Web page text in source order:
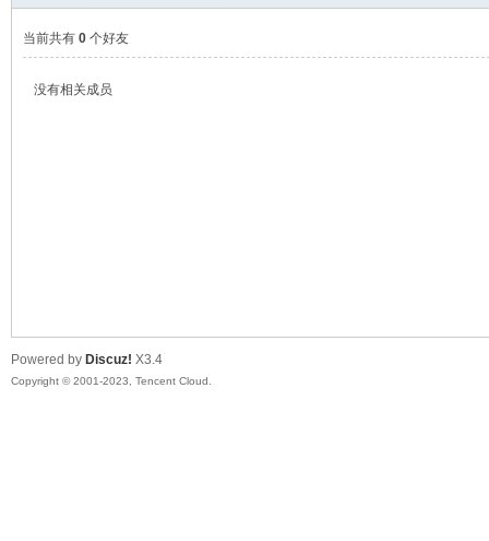
当前共有 0个好友
没有相关成员
Powered by Discuz! X3.4
Copyright © 2001-2023, Tencent Cloud.